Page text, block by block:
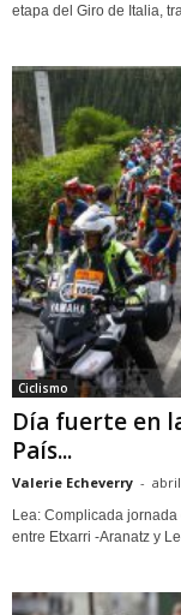
etapa del Giro de Italia,
Ciclismo
Día fuerte en
País...
Valerie Echeverry -
Lea: Complicada
entre Etxarri -Aranatz y